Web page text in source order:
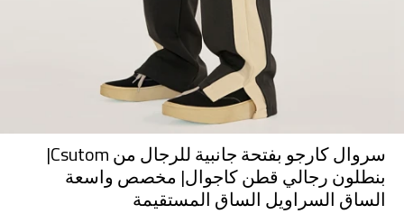
سروال كارجو بفتحة جانبية للرجال من Csutom|
بنطلون رجالي قطن كاجوال| مخصص واسعة
الساق السراويل الساق المستقيمة